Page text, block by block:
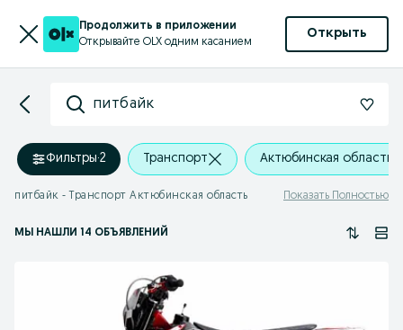
Продолжить в приложении
Открывайте OLX одним касанием
Открыть
питбайк
Фильтры·2 Транспорт Актюбинская область
питбайк - Транспорт Актюбинская область Показать Полностью
МЫ НАШЛИ 14 ОБЪЯВЛЕНИЙ